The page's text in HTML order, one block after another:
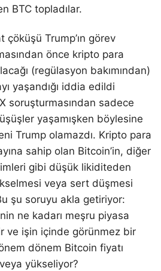
BTC topladılar.
çöküşü Trump’ın görev
önce kripto para
(regülasyon bakımından)
yaşandığı iddia edildi
soruşturmasından sadece
yaşamışken böylesine
Trump olamazdı. Kripto para
sahip olan Bitcoin’in, diğer
gibi düşük likiditeden
veya sert düşmesi
şu soruyu akla getiriyor:
ne kadarı meşru piyasa
ve işin içinde görünmez bir
dönem Bitcoin fiyatı
yükseliyor?